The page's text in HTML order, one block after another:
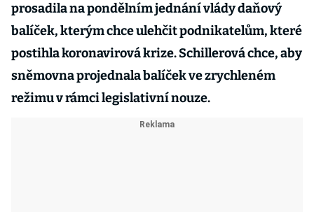
prosadila na pondělním jednání vlády daňový
balíček, kterým chce ulehčit podnikatelům, které
postihla koronavirová krize. Schillerová chce, aby
sněmovna projednala balíček ve zrychleném
režimu v rámci legislativní nouze.